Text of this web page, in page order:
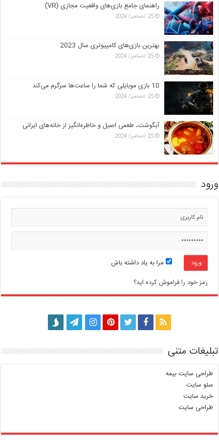
راهنمای جامع بازی‌های واقعیت مجازی (VR)
25 /دسامبر/ 2024
بهترین بازی‌های کامپیوتری سال 2023
25 /دسامبر/ 2024
10 بازی موبایلی که شما را ساعت‌ها سرگرم می‌کند
25 /دسامبر/ 2024
آبگوشت، طعمی اصیل و خاطره‌انگیز از خانه‌های ایرانی
25 /دسامبر/ 2024
ورود
مرا به یاد داشته باش
رمز خود را فراموش کرده اید؟
تبلیغات متنی
طراحی سایت بیمه
سئو سایت
خرید سایت
طراحی سایت